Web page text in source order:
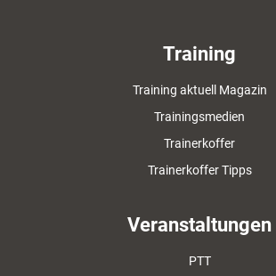
Training
Training aktuell Magazin
Trainingsmedien
Trainerkoffer
Trainerkoffer Tipps
Veranstaltungen
PTT